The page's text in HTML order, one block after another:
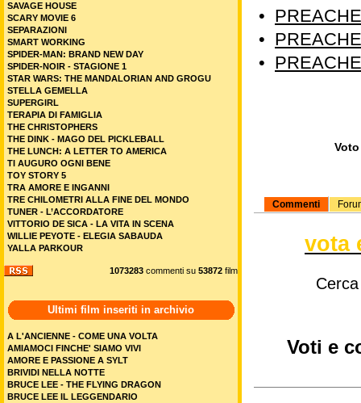
•
•
•
Commenti
vota
Voti e
SAVAGE HOUSE
SCARY MOVIE 6
SEPARAZIONI
SMART WORKING
SPIDER-MAN: BRAND NEW DAY
SPIDER-NOIR - STAGIONE 1
STAR WARS: THE MANDALORIAN AND GROGU
STELLA GEMELLA
SUPERGIRL
TERAPIA DI FAMIGLIA
THE CHRISTOPHERS
THE DINK - MAGO DEL PICKLEBALL
THE LUNCH: A LETTER TO AMERICA
TI AUGURO OGNI BENE
TOY STORY 5
TRA AMORE E INGANNI
TRE CHILOMETRI ALLA FINE DEL MONDO
TUNER - L’ACCORDATORE
VITTORIO DE SICA - LA VITA IN SCENA
WILLIE PEYOTE - ELEGIA SABAUDA
YALLA PARKOUR
1073283 commenti su 53872 film
Ultimi film inseriti in archivio
A L'ANCIENNE - COME UNA VOLTA
AMIAMOCI FINCHE' SIAMO VIVI
AMORE E PASSIONE A SYLT
BRIVIDI NELLA NOTTE
BRUCE LEE - THE FLYING DRAGON
BRUCE LEE IL LEGGENDARIO